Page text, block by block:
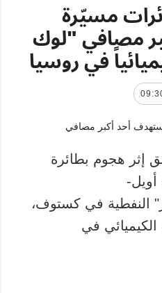
مسيّرة
مصافي "لوك
في روسيا
إثر هجوم بطائرة
النفطية في كستوف،
في